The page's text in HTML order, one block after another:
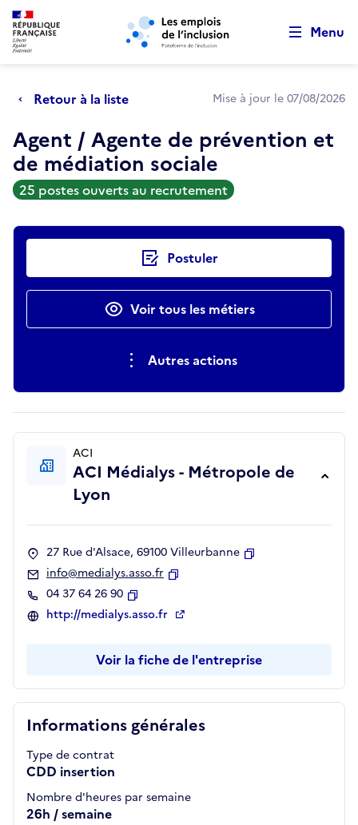
Aller au menu principal Aller au contenu principal
Menu
Retour à la liste Mise à jour le 07/08/2026
Agent / Agente de prévention et
de médiation sociale
25 postes ouverts au recrutement
Actions rapides Postuler
Voir tous les métiers
Autres actions
Informations générales
Type de contrat
CDD insertion
Nombre d'heures par semaine
26h / semaine
ACI
ACI Médialys - Métropole de
Lyon
27 Rue d'Alsace, 69100 Villeurbanne
info@medialys.asso.fr
04 37 64 26 90
Copier
http://medialys.asso.fr
Voir la fiche de l'entreprise
Retour au début de la page
Panneau de gestion des cookies